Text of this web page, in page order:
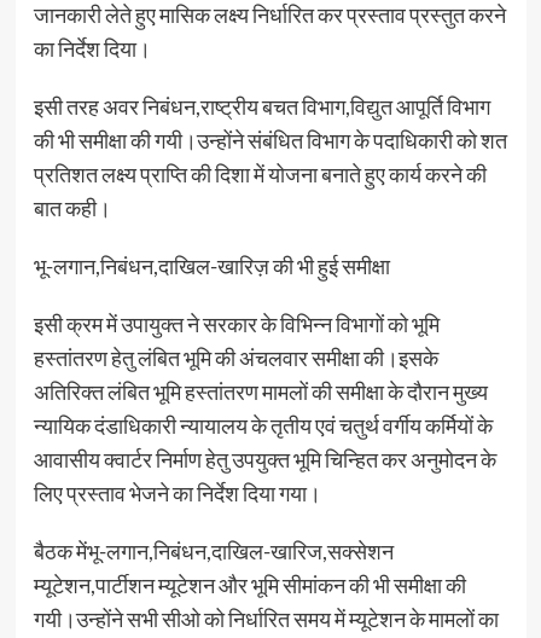
जानकारी लेते हुए मासिक लक्ष्य निर्धारित कर प्रस्ताव प्रस्तुत करने
का निर्देश दिया।
इसी तरह अवर निबंधन,राष्ट्रीय बचत विभाग,विद्युत आपूर्ति विभाग
की भी समीक्षा की गयी।उन्होंने संबंधित विभाग के पदाधिकारी को शत
प्रतिशत लक्ष्य प्राप्ति की दिशा में योजना बनाते हुए कार्य करने की
बात कही।
भू-लगान,निबंधन,दाखिल-खारिज़ की भी हुई समीक्षा
इसी क्रम में उपायुक्त ने सरकार के विभिन्न विभागों को भूमि
हस्तांतरण हेतु लंबित भूमि की अंचलवार समीक्षा की।इसके
अतिरिक्त लंबित भूमि हस्तांतरण मामलों की समीक्षा के दौरान मुख्य
न्यायिक दंडाधिकारी न्यायालय के तृतीय एवं चतुर्थ वर्गीय कर्मियों के
आवासीय क्वार्टर निर्माण हेतु उपयुक्त भूमि चिन्हित कर अनुमोदन के
लिए प्रस्ताव भेजने का निर्देश दिया गया।
बैठक मेंभू-लगान,निबंधन,दाखिल-खारिज,सक्सेशन
म्यूटेशन,पार्टीशन म्यूटेशन और भूमि सीमांकन की भी समीक्षा की
गयी।उन्होंने सभी सीओ को निर्धारित समय में म्यूटेशन के मामलों का